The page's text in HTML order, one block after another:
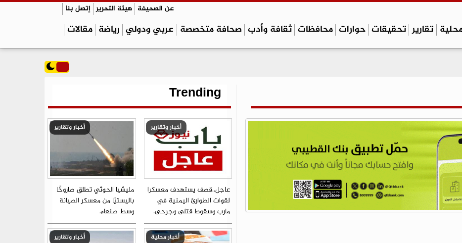
عن الصحيفة هيئة التحرير إتصل بنا
تقارير تحقيقات حوارات محافظات ثقافة وأدب صحافة متخصصة عربي ودولي رياضة مقالات
Trending
أخبار وتقارير
عاجل..قصف يستهدف معسكرا
لقوات الطوارئ اليمنية في
مارب وسقوط قتلى وجرحى.
أخبار وتقارير
مليشيا الحوثي تطلق صاروخًا
باليستيًا من معسكر الصيانة
وسط صنعاء.
أخبار محلية أخبار وتقارير